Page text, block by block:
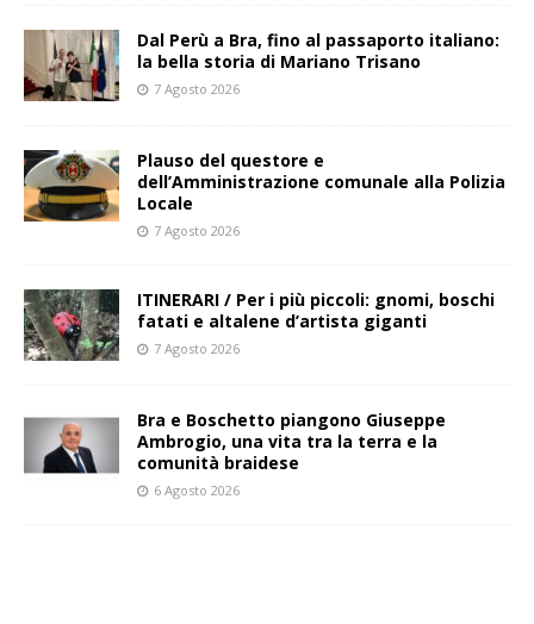
​Dal Perù a Bra, fino al passaporto italiano:
la bella storia di Mariano Trisano
7 Agosto 2026
Plauso del questore e
dell’Amministrazione comunale alla Polizia
Locale
7 Agosto 2026
ITINERARI / Per i più piccoli: gnomi, boschi
fatati e altalene d’artista giganti
7 Agosto 2026
Bra e Boschetto piangono Giuseppe
Ambrogio, una vita tra la terra e la
comunità braidese
6 Agosto 2026